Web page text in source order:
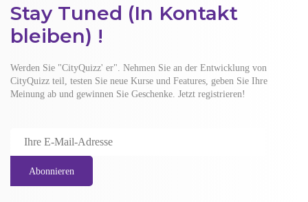
Stay Tuned (In Kontakt
bleiben) !
Werden Sie "CityQuizz' er". Nehmen Sie an der Entwicklung von
CityQuizz teil, testen Sie neue Kurse und Features, geben Sie Ihre
Meinung ab und gewinnen Sie Geschenke. Jetzt registrieren!